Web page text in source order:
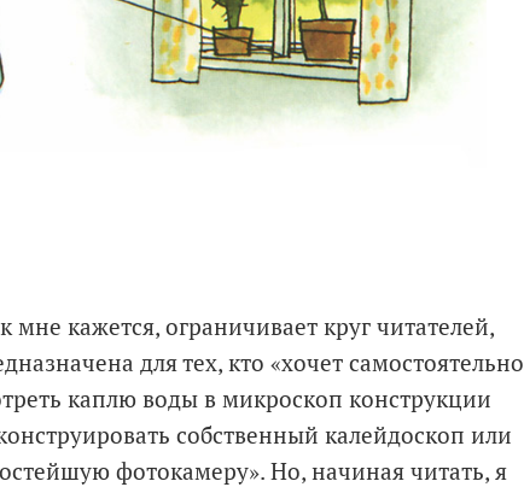
мне кажется, ограничивает круг читателей,
для тех, кто «хочет самостоятельно
каплю воды в микроскоп конструкции
собственный калейдоскоп или
фотокамеру». Но, начиная читать, я